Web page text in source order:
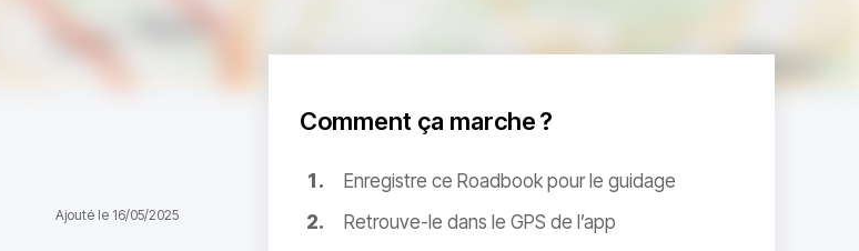
Ajouté le 16/05/2025
Comment ça marche ?
Enregistre ce Roadbook pour le guidage
Retrouve-le dans le GPS de l’app